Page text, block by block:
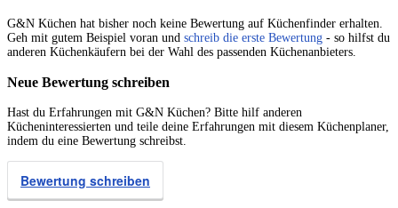
G&N Küchen hat bisher noch keine Bewertung auf Küchenfinder erhalten.
Geh mit gutem Beispiel voran und schreib die erste Bewertung - so hilfst du
anderen Küchenkäufern bei der Wahl des passenden Küchenanbieters.
Neue Bewertung schreiben
Hast du Erfahrungen mit G&N Küchen? Bitte hilf anderen
Kücheninteressierten und teile deine Erfahrungen mit diesem Küchenplaner,
indem du eine Bewertung schreibst.
Bewertung schreiben